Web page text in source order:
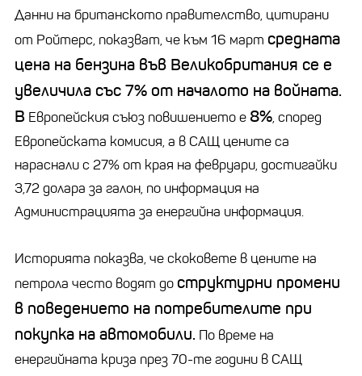
Данни на британското правителство, цитирани
от Ройтерс, показват, че към 16 март средната
цена на бензина във Великобритания се е
увеличила със 7% от началото на войната.
В Европейския съюз повишението е 8%, според
Европейската комисия, а в САЩ цените са
нараснали с 27% от края на февруари, достигайки
3,72 долара за галон, по информация на
Администрацията за енергийна информация.
Историята показва, че скоковете в цените на
петрола често водят доструктурни промени
в поведението на потребителите при
покупка на автомобили. По време на
енергийната криза през 70-те години в САЩ